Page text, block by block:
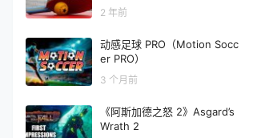
2 年前
动感足球 PRO（Motion Socc
er PRO）
3 个月前
《阿斯加德之怒 2》Asgard’s
Wrath 2